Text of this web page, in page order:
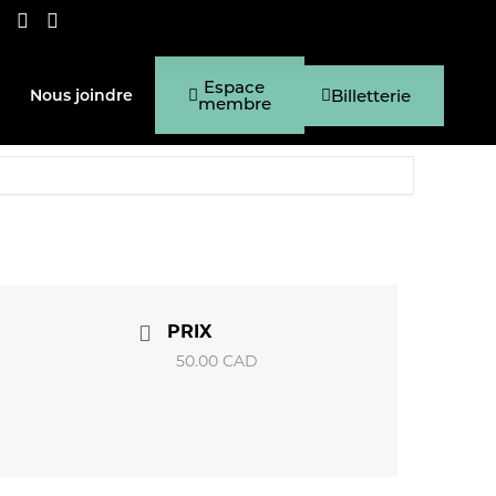
Nous joindre Espace
membre Billetterie
PRIX
50.00 CAD